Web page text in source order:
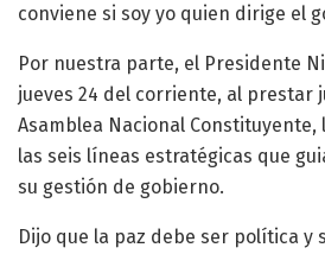
conviene si soy yo quien dirige el
Por nuestra parte, el Presidente
jueves 24 del corriente, al prestar
Asamblea Nacional
las seis líneas estratégicas que
su gestión de gobierno.
Dijo que la paz debe ser política y